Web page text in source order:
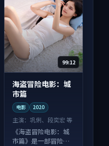
99:12
海盗冒险电影：城
市篇
电影 2020
主演：巩俐、段奕宏 等
《海盗冒险电影：城
市篇》是一部冒险向